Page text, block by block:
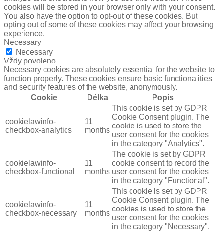
cookies will be stored in your browser only with your consent.
You also have the option to opt-out of these cookies. But
opting out of some of these cookies may affect your browsing
experience.
Necessary
Necessary
Vždy povoleno
Necessary cookies are absolutely essential for the website to
function properly. These cookies ensure basic functionalities
and security features of the website, anonymously.
Cookie
Délka Popis
cookielawinfo-
checkbox-analytics
11
months
This cookie is set by GDPR
Cookie Consent plugin. The
cookie is used to store the
user consent for the cookies
in the category "Analytics".
cookielawinfo-
checkbox-functional
11
months
The cookie is set by GDPR
cookie consent to record the
user consent for the cookies
in the category "Functional".
cookielawinfo-
checkbox-necessary
11
months
This cookie is set by GDPR
Cookie Consent plugin. The
cookies is used to store the
user consent for the cookies
in the category "Necessary".